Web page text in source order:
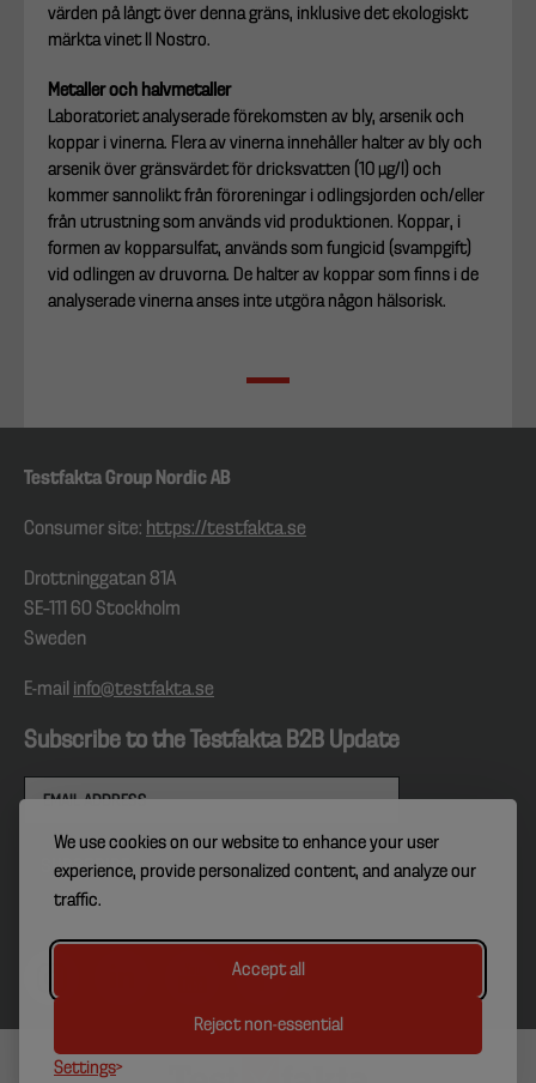
We use cookies on our website to enhance your user
experience, provide personalized content, and analyze our
traffic.
Accept all
Reject non-essential
Settings
värden på långt över denna gräns, inklusive det ekologiskt
märkta vinet Il Nostro.
Metaller och halvmetaller
Laboratoriet analyserade förekomsten av bly, arsenik och
koppar i vinerna. Flera av vinerna innehåller halter av bly och
arsenik över gränsvärdet för dricksvatten (10 µg/l) och
kommer sannolikt från föroreningar i odlingsjorden och/eller
från utrustning som används vid produktionen. Koppar, i
formen av kopparsulfat, används som fungicid (svampgift)
vid odlingen av druvorna. De halter av koppar som finns i de
analyserade vinerna anses inte utgöra någon hälsorisk.
Testfakta Group Nordic AB
Consumer site: https://testfakta.se
Drottninggatan 81A
SE–111 60 Stockholm
Sweden
E-mail info@testfakta.se
Subscribe to the Testfakta B2B Update